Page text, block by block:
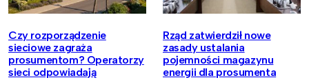
Czy rozporządzenie
sieciowe zagraża
prosumentom? Operatorzy
sieci odpowiadają
Rząd zatwierdził nowe
zasady ustalania
pojemności magazynu
energii dla prosumenta